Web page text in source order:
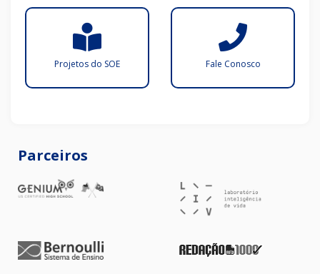
Projetos do SOE Fale Conosco
Parceiros